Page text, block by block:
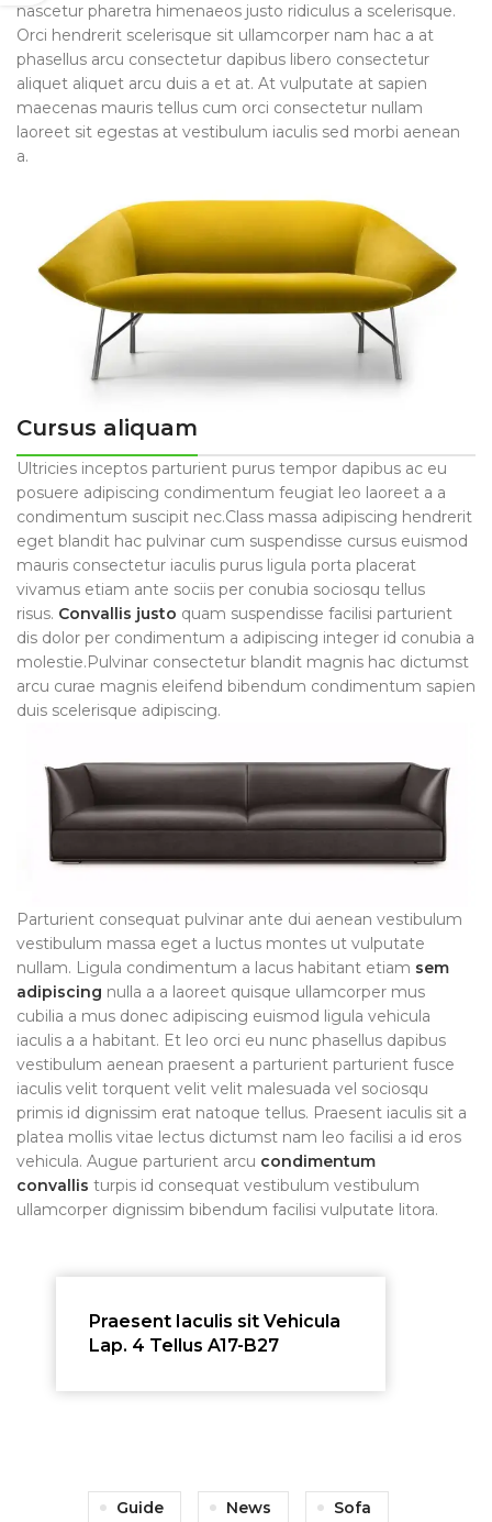
nascetur pharetra himenaeos justo ridiculus a scelerisque.
Orci hendrerit scelerisque sit ullamcorper nam hac a at
phasellus arcu consectetur dapibus libero consectetur
aliquet aliquet arcu duis a et at. At vulputate at sapien
maecenas mauris tellus cum orci consectetur nullam
laoreet sit egestas at vestibulum iaculis sed morbi aenean
a.
Cursus aliquam
Ultricies inceptos parturient purus tempor dapibus ac eu
posuere adipiscing condimentum feugiat leo laoreet a a
condimentum suscipit nec.Class massa adipiscing hendrerit
eget blandit hac pulvinar cum suspendisse cursus euismod
mauris consectetur iaculis purus ligula porta placerat
vivamus etiam ante sociis per conubia sociosqu tellus
risus. Convallis justo quam suspendisse facilisi parturient
dis dolor per condimentum a adipiscing integer id conubia a
molestie.Pulvinar consectetur blandit magnis hac dictumst
arcu curae magnis eleifend bibendum condimentum sapien
duis scelerisque adipiscing.
Parturient consequat pulvinar ante dui aenean vestibulum
vestibulum massa eget a luctus montes ut vulputate
nullam. Ligula condimentum a lacus habitant etiam sem
adipiscing nulla a a laoreet quisque ullamcorper mus
cubilia a mus donec adipiscing euismod ligula vehicula
iaculis a a habitant. Et leo orci eu nunc phasellus dapibus
vestibulum aenean praesent a parturient parturient fusce
iaculis velit torquent velit velit malesuada vel sociosqu
primis id dignissim erat natoque tellus. Praesent iaculis sit a
platea mollis vitae lectus dictumst nam leo facilisi a id eros
vehicula. Augue parturient arcu condimentum
convallis turpis id consequat vestibulum vestibulum
ullamcorper dignissim bibendum facilisi vulputate litora.
Praesent Iaculis sit Vehicula
Lap. 4 Tellus A17-B27
Guide News Sofa